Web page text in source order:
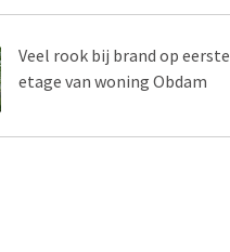
Veel rook bij brand op eerste
etage van woning Obdam